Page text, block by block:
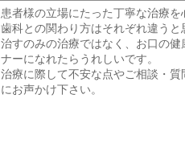
患者様の立場にたった丁寧な治療
歯科との関わり方はそれぞれ違う
治すのみの治療ではなく、お口の
ナーになれたらうれしいです。
治療に際して不安な点やご相談・
にお声かけ下さい。